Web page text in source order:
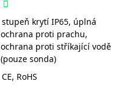
stupeň krytí IP65, úplná
ochrana proti prachu,
ochrana proti stříkající vodě
(pouze sonda)
CE, RoHS